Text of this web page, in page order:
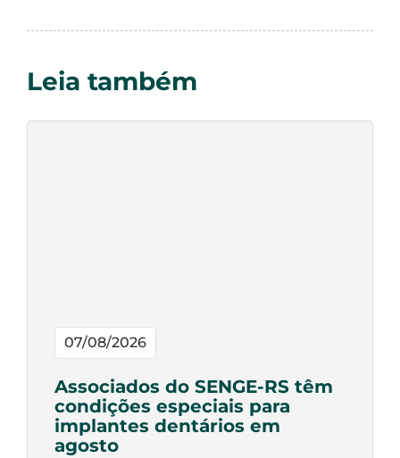
Leia também
07/08/2026
Associados do SENGE-RS têm
condições especiais para
implantes dentários em
agosto